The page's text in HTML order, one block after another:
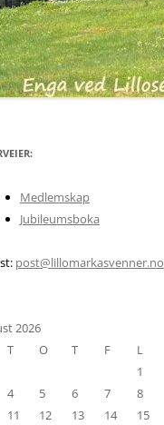
Medlemskap
Jubileumsboka
post@lillomarkasvenner.no
2026
T O T F L
1
4 5 6 7 8
11 12 13 14 15